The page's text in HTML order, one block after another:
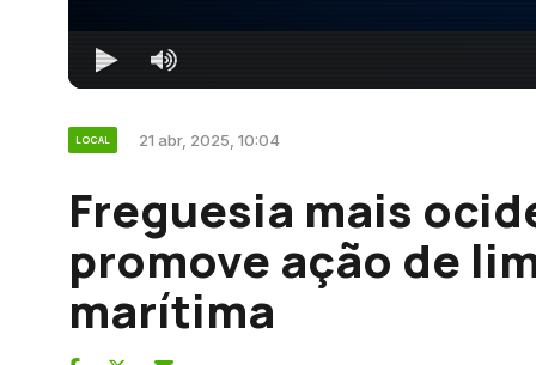
LOCAL 21 abr, 2025, 10:04
Freguesia mais
promove ação de
marítima